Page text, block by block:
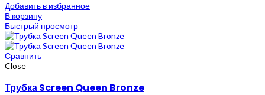
Добавить в избранное
В корзину
Быстрый просмотр
Сравнить
Close
Трубка Screen Queen Bronze